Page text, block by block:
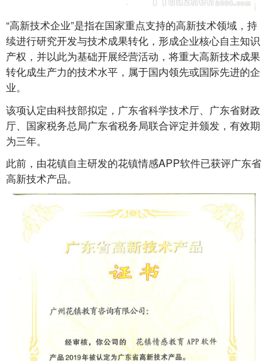
“高新技术企业”是指在国家重点支持的高新技术领域，持
续进行研究开发与技术成果转化，形成企业核心自主知识
产权，并以此为基础开展经营活动，将重大高新技术成果
转化成生产力的技术水平，属于国内领先或国际先进的企
业。
该项认定由科技部拟定，广东省科学技术厅、广东省财政
厅、国家税务总局广东省税务局联合评定并颁发，有效期
为三年。
此前，由花镇自主研发的花镇情感APP软件已获评广东省
高新技术产品。